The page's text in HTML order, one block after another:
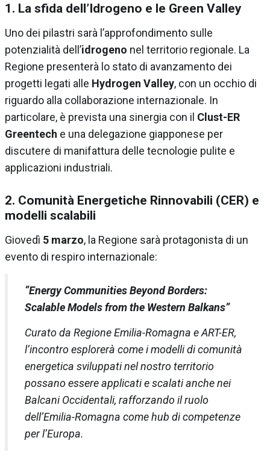
1. La sfida dell’Idrogeno e le Green Valley
Uno dei pilastri sarà l’approfondimento sulle
potenzialità dell’idrogeno nel territorio regionale. La
Regione presenterà lo stato di avanzamento dei
progetti legati alle Hydrogen Valley, con un occhio di
riguardo alla collaborazione internazionale. In
particolare, è prevista una sinergia con il Clust-ER
Greentech e una delegazione giapponese per
discutere di manifattura delle tecnologie pulite e
applicazioni industriali.
2. Comunità Energetiche Rinnovabili (CER) e
modelli scalabili
Giovedì 5 marzo, la Regione sarà protagonista di un
evento di respiro internazionale:
“Energy Communities Beyond Borders:
Scalable Models from the Western Balkans”
Curato da Regione Emilia-Romagna e ART-ER,
l’incontro esplorerà come i modelli di comunità
energetica sviluppati nel nostro territorio
possano essere applicati e scalati anche nei
Balcani Occidentali, rafforzando il ruolo
dell’Emilia-Romagna come hub di competenze
per l’Europa.